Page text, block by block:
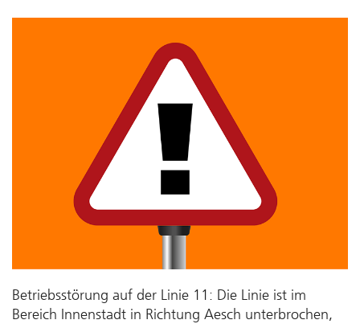
Betriebsstörung auf der Linie 11: Die Linie ist im
Bereich Innenstadt in Richtung Aesch unterbrochen,